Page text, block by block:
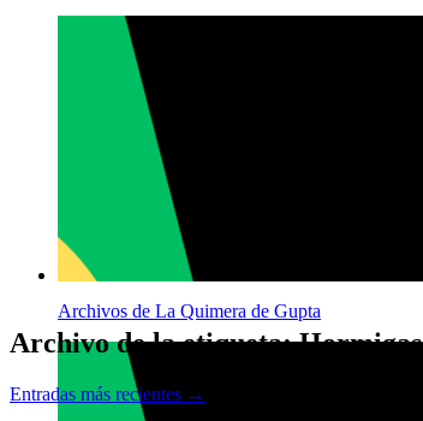
Archivos de La Quimera de Gupta
Archivo de la etiqueta:Hormigas
Entradas más recientes →